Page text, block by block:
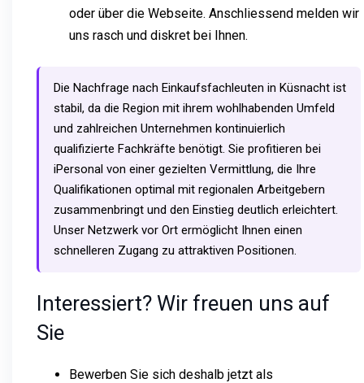
oder über die Webseite. Anschliessend melden wir
uns rasch und diskret bei Ihnen.
Die Nachfrage nach Einkaufsfachleuten in Küsnacht ist
stabil, da die Region mit ihrem wohlhabenden Umfeld
und zahlreichen Unternehmen kontinuierlich
qualifizierte Fachkräfte benötigt. Sie profitieren bei
iPersonal von einer gezielten Vermittlung, die Ihre
Qualifikationen optimal mit regionalen Arbeitgebern
zusammenbringt und den Einstieg deutlich erleichtert.
Unser Netzwerk vor Ort ermöglicht Ihnen einen
schnelleren Zugang zu attraktiven Positionen.
Interessiert? Wir freuen uns auf
Sie
Bewerben Sie sich deshalb jetzt als